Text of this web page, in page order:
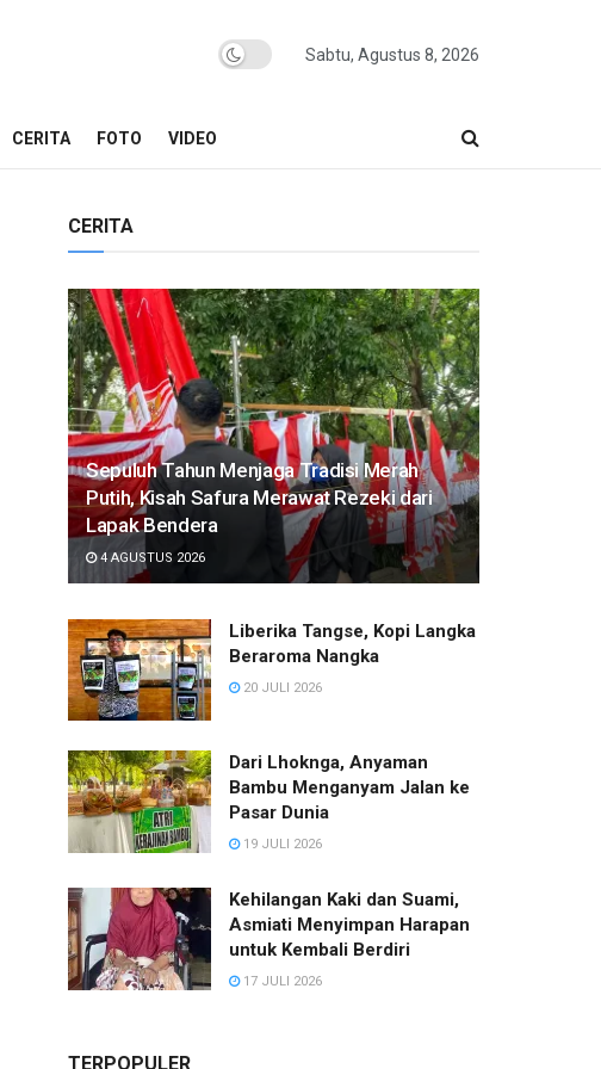
Sabtu, Agustus 8, 2026
CERITA FOTO VIDEO
CERITA
Sepuluh Tahun Menjaga Tradisi Merah
Putih, Kisah Safura Merawat Rezeki dari
Lapak Bendera
4 AGUSTUS 2026
Liberika Tangse, Kopi Langka
Beraroma Nangka
20 JULI 2026
Dari Lhoknga, Anyaman
Bambu Menganyam Jalan ke
Pasar Dunia
19 JULI 2026
Kehilangan Kaki dan Suami,
Asmiati Menyimpan Harapan
untuk Kembali Berdiri
17 JULI 2026
TERPOPULER